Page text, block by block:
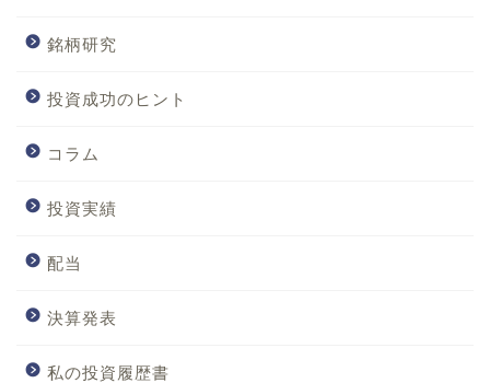
銘柄研究
投資成功のヒント
コラム
投資実績
配当
決算発表
私の投資履歴書